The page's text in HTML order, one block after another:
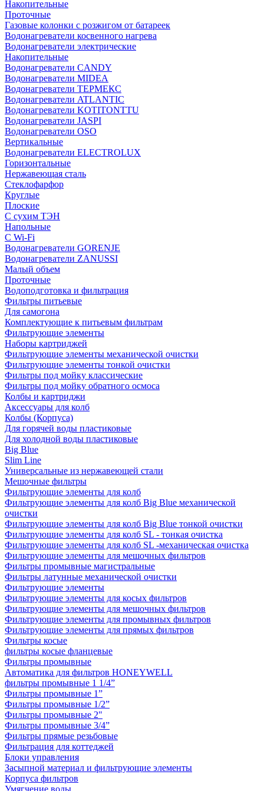
Накопительные
Проточные
Газовые колонки с розжигом от батареек
Водонагреватели косвенного нагрева
Водонагреватели электрические
Накопительные
Водонагреватели CANDY
Водонагреватели MIDEA
Водонагреватели ТЕРМЕКС
Водонагреватели ATLANTIC
Водонагреватели KOTITONTTU
Водонагреватели JASPI
Водонагреватели OSO
Вертикальные
Водонагреватели ELECTROLUX
Горизонтальные
Нержавеющая сталь
Стеклофарфор
Круглые
Плоские
С сухим ТЭН
Напольные
С Wi-Fi
Водонагреватели GORENJE
Водонагреватели ZANUSSI
Малый объем
Проточные
Водоподготовка и фильтрация
Фильтры питьевые
Для самогона
Комплектующие к питьевым фильтрам
Фильтрующие элементы
Наборы картриджей
Фильтрующие элементы механической очистки
Фильтрующие элементы тонкой очистки
Фильтры под мойку классические
Фильтры под мойку обратного осмоса
Колбы и картриджи
Аксессуары для колб
Колбы (Корпуса)
Для горячей воды пластиковые
Для холодной воды пластиковые
Big Blue
Slim Line
Универсальные из нержавеющей стали
Мешочные фильтры
Фильтрующие элементы для колб
Фильтрующие элементы для колб Big Blue механической
очистки
Фильтрующие элементы для колб Big Blue тонкой очистки
Фильтрующие элементы для колб SL - тонкая очистка
Фильтрующие элементы для колб SL -механическая очистка
Фильтрующие элементы для мешочных фильтров
Фильтры промывные магистральные
Фильтры латунные механической очистки
Фильтрующие элементы
Фильтрующие элементы для косых фильтров
Фильтрующие элементы для мешочных фильтров
Фильтрующие элементы для промывных фильтров
Фильтрующие элементы для прямых фильтров
Фильтры косые
фильтры косые фланцевые
Фильтры промывные
Автоматика для фильтров HONEYWELL
фильтры промывные 1 1/4”
Фильтры промывные 1”
Фильтры промывные 1/2”
Фильтры промывные 2"
Фильтры промывные 3/4”
Фильтры прямые резьбовые
Фильтрация для коттеджей
Блоки управления
Засыпной материал и фильтрующие элементы
Корпуса фильтров
Умягчение воды